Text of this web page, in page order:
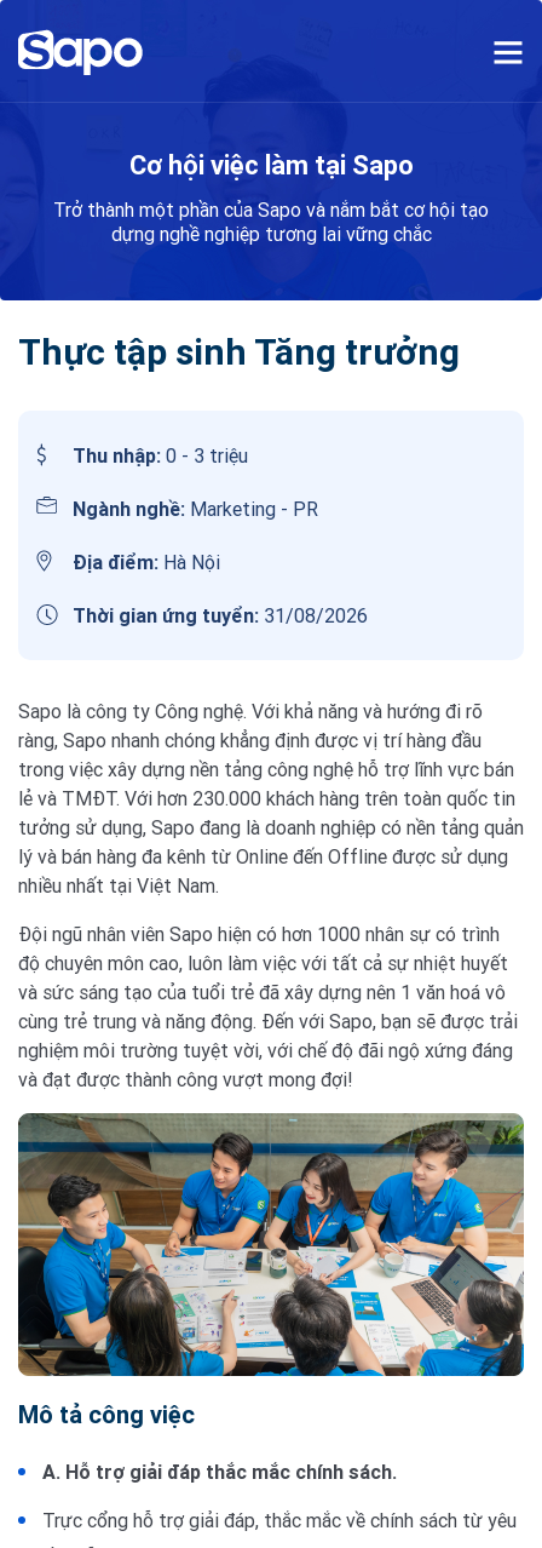
Cơ hội việc làm tại Sapo
Trở thành một phần của Sapo và nắm bắt cơ hội tạo
dựng nghề nghiệptương lai vững chắc
Thực tập sinh Tăng trưởng
Thu nhập: 0 - 3 triệu
Ngành nghề: Marketing - PR
Địa điểm: Hà Nội
Thời gian ứng tuyển: 31/08/2026
Sapo là công ty Công nghệ. Với khả năng và hướng đi rõ
ràng, Sapo nhanh chóng khẳng định được vị trí hàng đầu
trong việc xây dựng nền tảng công nghệ hỗ trợ lĩnh vực bán
lẻ và TMĐT. Với hơn 230.000 khách hàng trên toàn quốc tin
tưởng sử dụng, Sapo đang là doanh nghiệp có nền tảng quản
lý và bán hàng đa kênh từ Online đến Offline được sử dụng
nhiều nhất tại Việt Nam.
Đội ngũ nhân viên Sapo hiện có hơn 1000 nhân sự có trình
độ chuyên môn cao, luôn làm việc với tất cả sự nhiệt huyết
và sức sáng tạo của tuổi trẻ đã xây dựng nên 1 văn hoá vô
cùng trẻ trung và năng động. Đến với Sapo, bạn sẽ được trải
nghiệm môi trường tuyệt vời, với chế độ đãi ngộ xứng đáng
và đạt được thành công vượt mong đợi!
Mô tả công việc
A. Hỗ trợ giải đáp thắc mắc chính sách.
Trực cổng hỗ trợ giải đáp, thắc mắc về chính sách từ yêu